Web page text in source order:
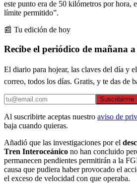
este punto era de 50 kilómetros por hora,
límite permitido”.
📰 Tu edición de hoy
Recibe el periódico de mañana
El diario para hojear, las claves del día y
correo, todos los días. Gratis, y te das de
Suscribirme
Al suscribirte aceptas nuestro aviso de
baja cuando quieras.
Añadió que las investigaciones por el
Tren Interoceánico no han concluido
permanecen pendientes permitirán a la
causa que pudiera haber provocado el
el exceso de velocidad con que operaba.